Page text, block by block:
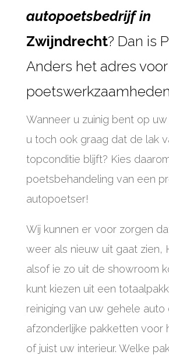
autopoetsbedrijf in
Zwijndrecht? Dan is
Anders het adres
Wanneer u zuinig bent op
u toch ook graag dat de lak
topconditie blijft? Kies
poetsbehandeling van een
autopoetser!
Wij kunnen er voor zorgen
weer als nieuw uit gaat zien,
alsof ie zo uit de showroom
kunt kiezen uit een
reiniging van uw gehele
afzonderlijke pakketten voor
of juist uw interieur. Welke